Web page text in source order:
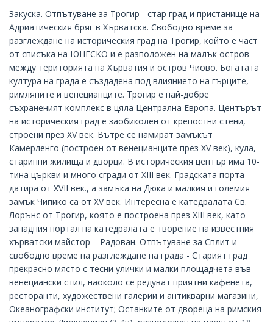
Закуска. Отпътуване за Трогир - стар град и пристанище на
Адриатическия бряг в Хърватска. Свободно време за
разглеждане на историческия град на Трогир, който е част
от списъка на ЮНЕСКО и е разположен на малък остров
между територията на Хърватия и остров Чиово. Богатата
култура на града е създадена под влиянието на гърците,
римляните и венецианците. Трогир е най-добре
съхраненият комплекс в цяла Централна Европа. Центърът
на историческия град е заобиколен от крепостни стени,
строени през XV век. Вътре се намират замъкът
Камерленго (построен от венецианците през XV век), кула,
старинни жилища и дворци. В историческия център има 10-
тина църкви и много сгради от XIII век. Градската порта
датира от XVII век., а замъка на Дюка и малкия и големия
замък Чипико са от XV век. Интересна е катедралата Св.
Лорънс от Трогир, която е построена през XIII век, като
западния портал на катедралата е творение на известния
хърватски майстор – Радован. Отпътуване за Сплит и
свободно време на разглеждане на града - Старият град
прекрасно място с тесни улички и малки площадчета във
венециански стил, наоколо се редуват приятни кафенета,
ресторанти, художествени галерии и антикварни магазини,
Океанографски институт; Останките от двореца на римския